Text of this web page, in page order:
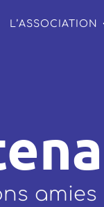
L’ASSOCIATION
amies